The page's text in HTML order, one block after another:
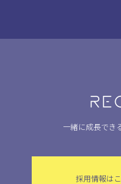
一緒に成長でき
採用情報は